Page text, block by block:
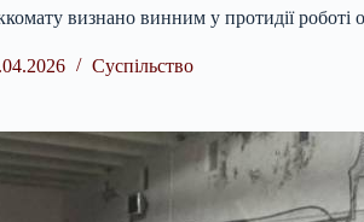
визнано винним у протидії роботі
Суспільство